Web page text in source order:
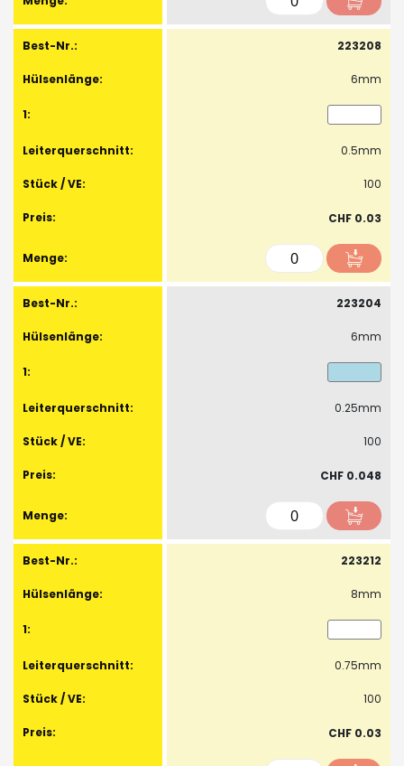
223208
6mm
0.5mm
100
CHF 0.03
223204
6mm
0.25mm
100
CHF 0.048
223212
8mm
0.75mm
100
CHF 0.03